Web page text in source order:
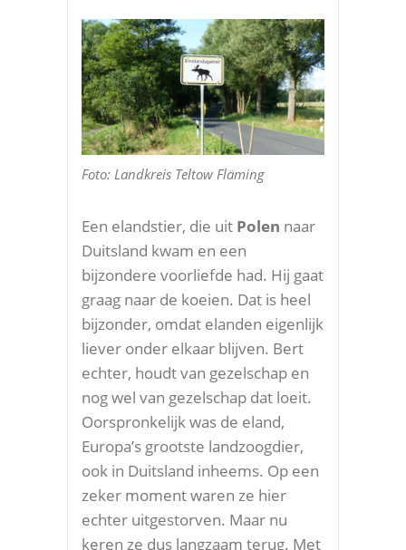
Foto: Landkreis Teltow Fläming
Een elandstier, die uit Polen naar
Duitsland kwam en een
bijzondere voorliefde had. Hij gaat
graag naar de koeien. Dat is heel
bijzonder, omdat elanden eigenlijk
liever onder elkaar blijven. Bert
echter, houdt van gezelschap en
nog wel van gezelschap dat loeit.
Oorspronkelijk was de eland,
Europa’s grootste landzoogdier,
ook in Duitsland inheems. Op een
zeker moment waren ze hier
echter uitgestorven. Maar nu
keren ze dus langzaam terug. Met